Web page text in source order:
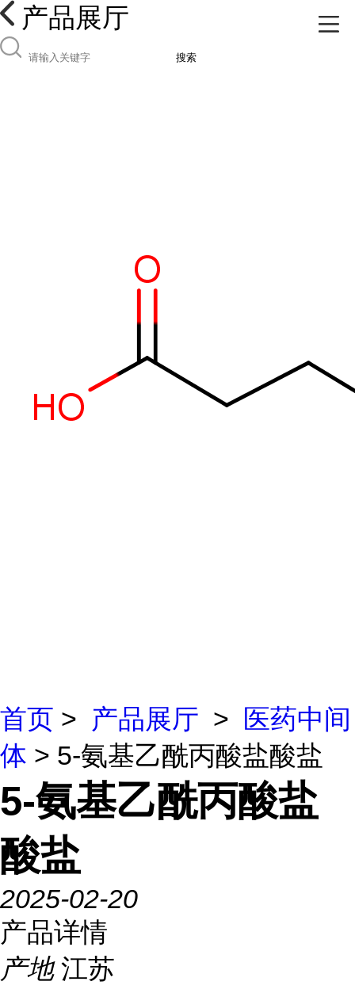
产品展厅
搜索
首页 > 产品展厅 >
医药中间
体 > 5-氨基乙酰丙酸盐酸盐
5-氨基乙酰丙酸盐
酸盐
2025-02-20
产品详情
产地 江苏